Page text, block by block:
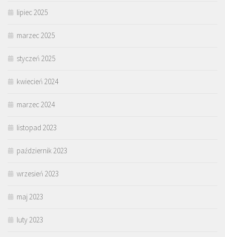
lipiec 2025
marzec 2025
styczeń 2025
kwiecień 2024
marzec 2024
listopad 2023
październik 2023
wrzesień 2023
maj 2023
luty 2023